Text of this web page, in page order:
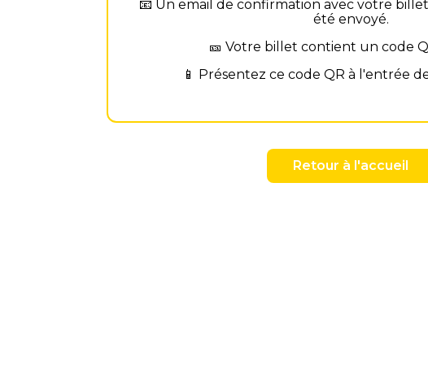
📧 Un email de confirmation avec votre
été envoyé.
🎫 Votre billet contient un code
📱 Présentez ce code QR à l'entrée
Retour à l'accueil